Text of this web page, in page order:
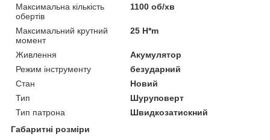
Максимальна кількість
обертів
1100 об/хв
Максимальний крутний
момент
25 H*m
Живлення
Акумулятор
Режим інструменту
безударний
Стан
Новий
Тип
Шуруповерт
Тип патрона
Швидкозатискний
Габаритні розміри